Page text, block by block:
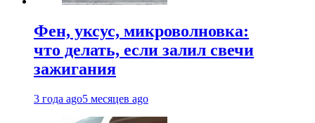
Фен, уксус, микроволновка:
что делать, если залил свечи
зажигания
3 года ago5 месяцев ago